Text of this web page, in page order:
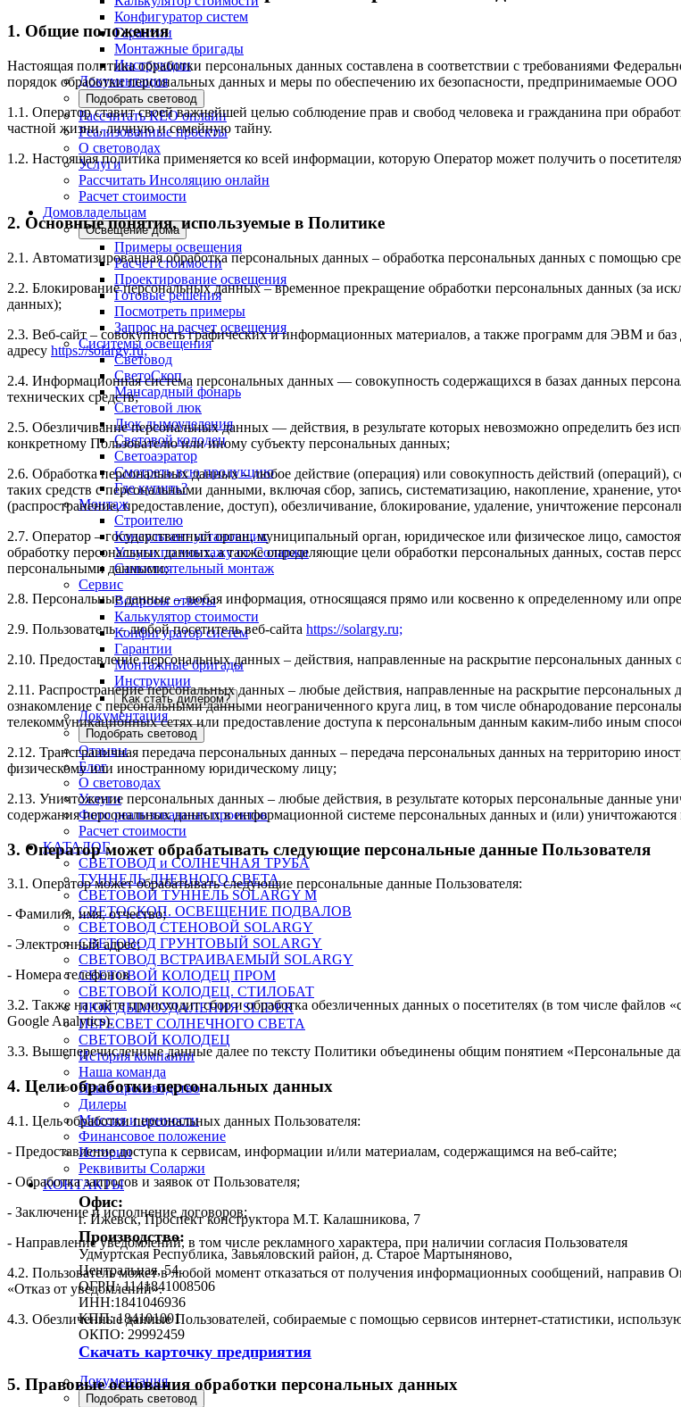
Конфигуратор систем
Гарантии
Монтажные бригады
Инструкции
Документация
Подобрать световод
Рассчитать КЕО онлайн
Реализованные проекты
О световодах
Услуги
Рассчитать Инсоляцию онлайн
Расчет стоимости
Домовладельцам
Освещение дома
Примеры освещения
Расчет стоимости
Проектирование освещения
Готовые решения
Посмотреть примеры
Запрос на расчет освещения
Сиситемы освещения
Световод
СветоСкоп
Мансардный фонарь
Световой люк
Люк дымоуделения
Световой колодец
Светоаэратор
Смотреть всю продукцию
Где купить?
Монтаж
Строителю
Консультант установщик
Услуги по монтажу от Соларжи
Самостоятельный монтаж
Сервис
Вопросы ответы
Калькулятор стоимости
Конфигуратор систем
Гарантии
Монтажные бригады
Инструкции
Как стать дилером?
Документация
Подобрать световод
Отзывы
Блог
О световодах
Услуги
Фото реализованных проектов
Расчет стоимости
КАТАЛОГ
СВЕТОВОД и СОЛНЕЧНАЯ ТРУБА
ТУННЕЛЬ ДНЕВНОГО СВЕТА
СВЕТОВОЙ ТУННЕЛЬ SOLARGY М
СВЕТОСКОП. ОСВЕЩЕНИЕ ПОДВАЛОВ
СВЕТОВОД СТЕНОВОЙ SOLARGY
СВЕТОВОД ГРУНТОВЫЙ SOLARGY
СВЕТОВОД ВСТРАИВАЕМЫЙ SOLARGY
СВЕТОВОЙ КОЛОДЕЦ ПРОМ
СВЕТОВОЙ КОЛОДЕЦ. СТИЛОБАТ
ЛЮК ДЫМОУДАЛЕНИЯ SLIDER
ПЕРЕСВЕТ СОЛНЕЧНОГО СВЕТА
СВЕТОВОЙ КОЛОДЕЦ
История компании
Наша команда
Наше производство
Дилеры
Миссия и ценности
Финансовое положение
Истории
Реквивиты Соларжи
КОНТАКТЫ
Офис:
г. Ижевск, Проспект конструктора М.Т. Калашникова, 7
Производство:
Удмуртская Республика, Завьяловский район, д. Старое Мартыняново,
Центральная, 54
ОГРН: 1141841008506
ИНН:1841046936
КПП: 184101001
ОКПО: 29992459
Скачать карточку предприятия
Документация
Подобрать световод
1. Общие положения
Настоящая политика обработки персональных данных составлена в соответствии с требованиями
порядок обработки персональных данных и меры по обеспечению их безопасности, предпринимаемые
1.1. Оператор ставит своей важнейшей целью соблюдение прав и свобод человека и гражданина при
частной жизни, личную и семейную тайну.
1.2. Настоящая политика применяется ко всей информации, которую Оператор может получить о
2. Основные понятия, используемые в Политике
2.1. Автоматизированная обработка персональных данных – обработка персональных данных с помощью
2.2. Блокирование персональных данных – временное прекращение обработки персональных данных (за
данных);
2.3. Веб-сайт – совокупность графических и информационных материалов, а также программ для ЭВМ и
адресу https://solargy.ru;
2.4. Информационная система персональных данных — совокупность содержащихся в базах данных
технических средств;
2.5. Обезличивание персональных данных — действия, в результате которых невозможно определить без
конкретному Пользователю или иному субъекту персональных данных;
2.6. Обработка персональных данных – любое действие (операция) или совокупность действий (операций),
таких средств с персональными данными, включая сбор, запись, систематизацию, накопление, хранение,
(распространение, предоставление, доступ), обезличивание, блокирование, удаление, уничтожение
2.7. Оператор – государственный орган, муниципальный орган, юридическое или физическое лицо,
обработку персональных данных, а также определяющие цели обработки персональных данных, состав
персональными данными;
2.8. Персональные данные – любая информация, относящаяся прямо или косвенно к определенному или
2.9. Пользователь – любой посетитель веб-сайта https://solargy.ru;
2.10. Предоставление персональных данных – действия, направленные на раскрытие персональных
2.11. Распространение персональных данных – любые действия, направленные на раскрытие
ознакомление с персональными данными неограниченного круга лиц, в том числе обнародование
телекоммуникационных сетях или предоставление доступа к персональным данным каким-либо иным
2.12. Трансграничная передача персональных данных – передача персональных данных на территорию
физическому или иностранному юридическому лицу;
2.13. Уничтожение персональных данных – любые действия, в результате которых персональные данные
содержания персональных данных в информационной системе персональных данных и (или)
3. Оператор может обрабатывать следующие персональные данные Пользователя
3.1. Оператор может обрабатывать следующие персональные данные Пользователя:
- Фамилия, имя, отчество;
- Электронный адрес;
- Номера телефонов
3.2. Также на сайте происходит сбор и обработка обезличенных данных о посетителях (в том числе
Google Analytics).
3.3. Вышеперечисленные данные далее по тексту Политики объединены общим понятием «Персональные
4. Цели обработки персональных данных
4.1. Цель обработки персональных данных Пользователя:
- Предоставление доступа к сервисам, информации и/или материалам, содержащимся на веб-сайте;
- Обработка запросов и заявок от Пользователя;
- Заключение и исполнение договоров;
- Направление уведомлений, в том числе рекламного характера, при наличии согласия Пользователя
4.2. Пользователь может в любой момент отказаться от получения информационных сообщений, направив
«Отказ от уведомлений».
4.3. Обезличенные данные Пользователей, собираемые с помощью сервисов интернет-статистики,
5. Правовые основания обработки персональных данных